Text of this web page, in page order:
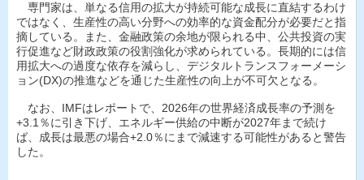
専門家は、単なる信用の拡大が持続可能な成長に直結するわけ
ではなく、生産性の高い分野への効率的な資金配分が必要だと指
摘している。また、金融政策の余地が限られる中、公共投資の実
行促進など財政政策の役割強化が求められている。長期的には信
用拡大への過度な依存を減らし、デジタルトランスフォーメーシ
ョン(DX)の推進などを通じた生産性の向上が不可欠となる。
なお、IMFはレポートで、2026年の世界経済成長率の予測を
+3.1％に引き下げ、エネルギー供給の中断が2027年まで続け
ば、成長は最悪の場合+2.0％にまで減速する可能性があると警告
した。